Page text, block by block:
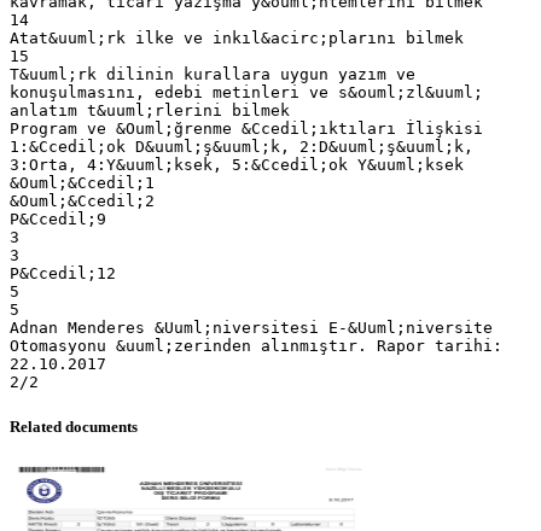
14
Atat&uuml;rk ilke ve inkıl&acirc;plarını bilmek
15
T&uuml;rk dilinin kurallara uygun yazım ve
konuşulmasını, edebi metinleri ve s&ouml;zl&uuml;
anlatım t&uuml;rlerini bilmek
Program ve &Ouml;ğrenme &Ccedil;ıktıları İlişkisi
1:&Ccedil;ok D&uuml;ş&uuml;k, 2:D&uuml;ş&uuml;k,
3:Orta, 4:Y&uuml;ksek, 5:&Ccedil;ok Y&uuml;ksek
&Ouml;&Ccedil;1
&Ouml;&Ccedil;2
P&Ccedil;9
3
3
P&Ccedil;12
5
5
Adnan Menderes &Uuml;niversitesi E-&Uuml;niversite
Otomasyonu &uuml;zerinden alınmıştır. Rapor tarihi:
22.10.2017
Related documents